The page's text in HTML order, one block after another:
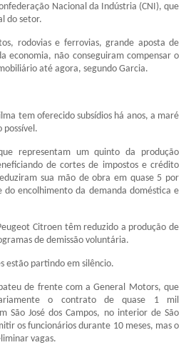
Nacional da Indústria (CNI), que
do setor.
rodovias e ferrovias, grande aposta de
economia, não conseguiram compensar o
até agora, segundo Garcia.
tem oferecido subsídios há anos, a maré
possível.
representam um quinto da produção
de cortes de impostos e crédito
sua mão de obra em quase 5 por
encolhimento da demanda doméstica e
Citroen têm reduzido a produção de
de demissão voluntária.
estão partindo em silêncio.
de frente com a General Motors, que
o contrato de quase 1 mil
São José dos Campos, no interior de São
os funcionários durante 10 meses, mas o
vagas.